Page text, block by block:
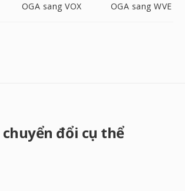
OGA sang VOX OGA sang WVE
chuyển đổi cụ thể